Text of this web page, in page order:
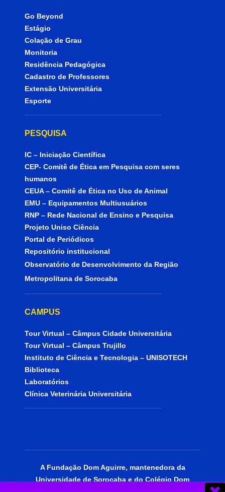
Go Beyond
Estágio
Colação de Grau
Monitoria
Residência Pedagógica
Cadastro de Professores
Extensão Universitária
Esporte
PESQUISA
IC – Iniciação Científica
CEP- Comitê de Ética em Pesquisa com seres
humanos
CEUA – Comitê de Ética no Uso de Animal
EMU – Equipamentos Multiusuários
RNP – Rede Nacional de Ensino e Pesquisa
Projeto Uniso Ciência
Portal de Periódicos
Repositório institucional
Observatório de Desenvolvimento da Região
Metropolitana de Sorocaba
CAMPUS
Tour Virtual – Câmpus Cidade Universitária
Tour Virtual – Câmpus Trujillo
Instituto de Ciência e Tecnologia – UNISOTECH
Biblioteca
Laboratórios
Clínica Veterinária Universitária
A Fundação Dom Aguirre, mantenedora da
Universidade de Sorocaba e do Colégio Dom